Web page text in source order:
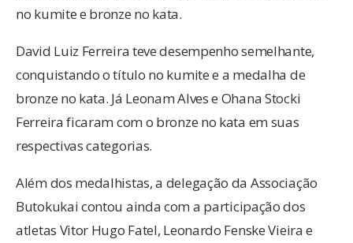
no kumite e bronze no kata.
David Luiz Ferreira teve desempenho semelhante,
conquistando o título no kumite e a medalha de
bronze no kata. Já Leonam Alves e Ohana Stocki
Ferreira ficaram com o bronze no kata em suas
respectivas categorias.
Além dos medalhistas, a delegação da Associação
Butokukai contou ainda com a participação dos
atletas Vitor Hugo Fatel, Leonardo Fenske Vieira e